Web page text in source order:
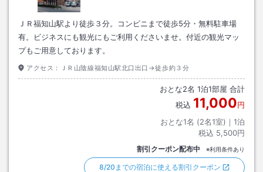
ＪＲ福知山駅より徒歩３分。コンビニまで徒歩5分・無料駐車場
有。ビジネスにも観光にもご利用くださいませ。付近の観光マッ
プもご用意しております。
アクセス： ＪＲ山陰線福知山駅北口出口→徒歩約３分
おとな2名 1泊1部屋 合計
税込 11,000円
おとな1名 (2名1室)｜ 1泊
税込 5,500円
割引クーポン配布中 ※利用条件あり
8/20までの宿泊に使える割引クーポン